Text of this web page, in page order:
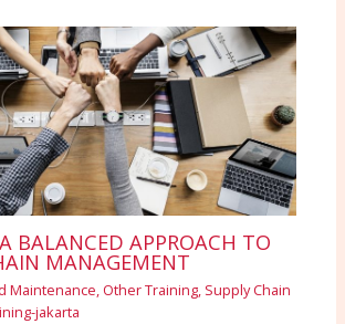
BALANCED APPROACH TO
MANAGEMENT
Maintenance, Other Training, Supply Chain
jakarta